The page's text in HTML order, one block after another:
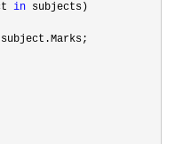
in